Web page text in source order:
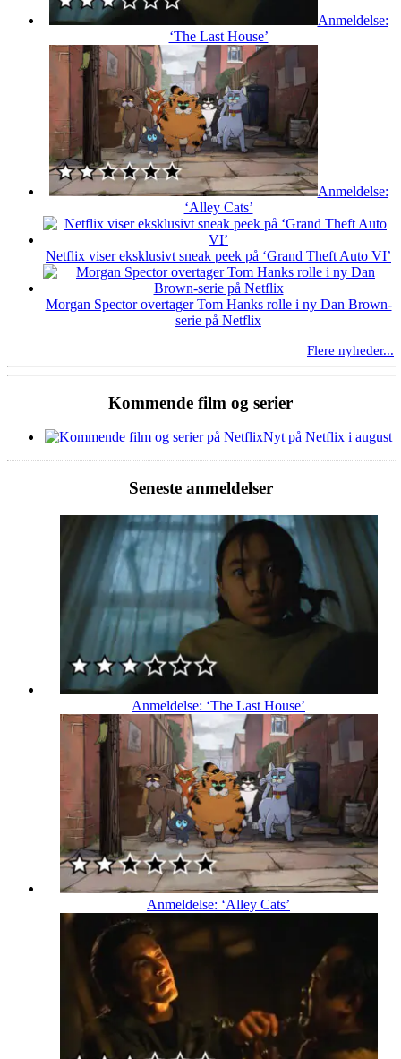
Anmeldelse:
‘The Last House’
Anmeldelse:
‘Alley Cats’
Netflix viser eksklusivt sneak peek på ‘Grand Theft Auto VI’
Morgan Spector overtager Tom Hanks rolle i ny Dan Brown-
serie på Netflix
Flere nyheder...
Kommende film og serier
Nyt på Netflix i august
Seneste anmeldelser
Anmeldelse: ‘The Last House’
Anmeldelse: ‘Alley Cats’